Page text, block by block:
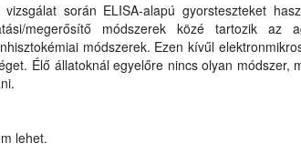
során ELISA-alapú gyorsteszteket
megerősítő módszerek közé tartozik az
módszerek. Ezen kívűl
Élő állatoknál egyelőre nincs olyan módszer,
lehet.